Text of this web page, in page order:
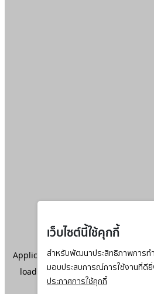
เว็บไซต์นี้ใช้คุกกี้
สำหรับพัฒนาประสิทธิภาพการทำ
มอบประสบการณ์การใช้งานที่ดียิ่
ประกาศการใช้คุกกี้
Application error: aclient-side
loadingwww.ktc.co.th(see the
information).